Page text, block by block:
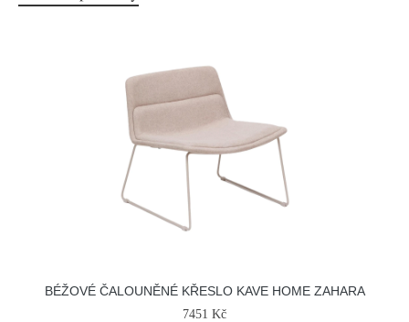
BÉŽOVÉ ČALOUNĚNÉ KŘESLO KAVE HOME ZAHARA
7451 Kč